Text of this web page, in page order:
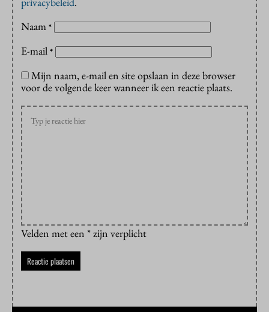
Naam *
E-mail *
Mijn naam, e-mail en site opslaan in deze browser
voor de volgende keer wanneer ik een reactie plaats.
Velden met een * zijn verplicht